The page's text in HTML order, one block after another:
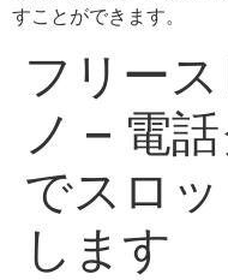
すことができます。
フリー
ノ – 電
でスロ
します